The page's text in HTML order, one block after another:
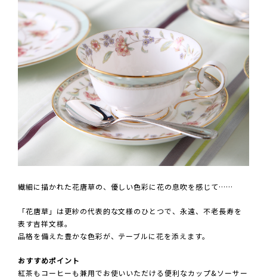
繊細に描かれた花唐草の、優しい色彩に花の息吹を感じて……
「花唐草」は更紗の代表的な文様のひとつで、永遠、不老長寿を
表す吉祥文様。
品格を備えた豊かな色彩が、テーブルに花を添えます。
おすすめポイント
紅茶もコーヒーも兼用でお使いいただける便利なカップ&ソーサー